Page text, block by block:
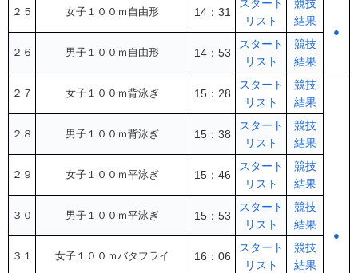
２５ 女子１００ｍ自由形 14：31
スタート
リスト
競技
結果
●
２６
男子１００ｍ自由形 14：53
スタート
リスト
競技
結果
２７ 女子１００ｍ背泳ぎ 15：28
スタート
リスト
競技
結果
●
２８ 男子１００ｍ背泳ぎ 15：38
スタート
リスト
競技
結果
２９ 女子１００ｍ平泳ぎ 15：46
スタート
リスト
競技
結果
３０ 男子１００ｍ平泳ぎ 15：53
スタート
リスト
競技
結果
３１ 女子１００ｍバタフライ 16：06
スタート
リスト
競技
結果